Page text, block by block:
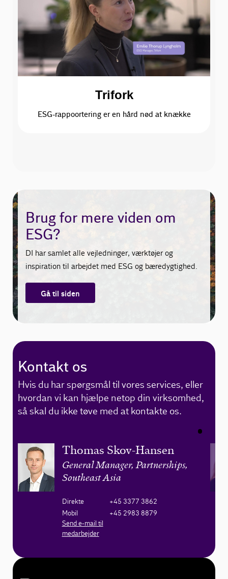
Trifork
ESG-rappoortering er en hård nød at knække
Brug for mere viden om
ESG?
DI har samlet alle vejledninger, værktøjer og
inspiration til arbejdet med ESG og bæredygtighed.
Gå til siden
Kontakt os
Hvis du har spørgsmål til vores services, eller
hvordan vi kan hjælpe netop din virksomhed,
så skal du ikke tøve med at kontakte os.
Thomas Skov-Hansen
General Manager, Partnerships,
Southeast Asia
Direkte
+45 3377 3862
Mobil
+45 2983 8879
Send e-mail til
medarbejder